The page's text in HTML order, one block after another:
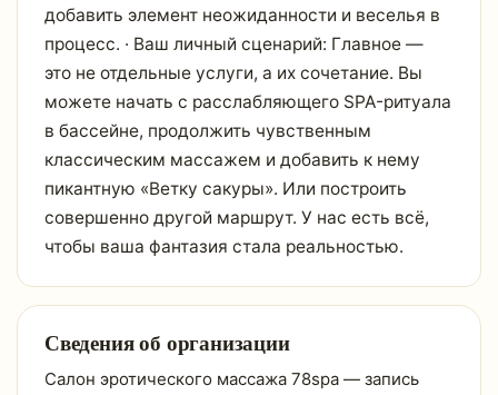
добавить элемент неожиданности и веселья в
процесс. · Ваш личный сценарий: Главное —
это не отдельные услуги, а их сочетание. Вы
можете начать с расслабляющего SPA-ритуала
в бассейне, продолжить чувственным
классическим массажем и добавить к нему
пикантную «Ветку сакуры». Или построить
совершенно другой маршрут. У нас есть всё,
чтобы ваша фантазия стала реальностью.
Сведения об организации
Салон эротического массажа 78spa — запись